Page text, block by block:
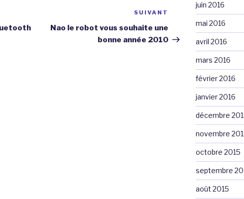
Article
suivant
SUIVANT
Nao le robot vous souhaite une
bonne année 2010
juin 2016
mai 2016
avril 2016
mars 2016
février 2016
janvier 2016
décembre
novembre
octobre 2015
septembre
août 2015